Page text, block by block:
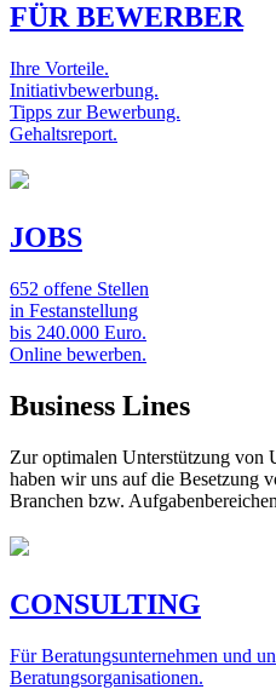
FÜR BEWERBER
Ihre Vorteile.
Initiativbewerbung.
Tipps zur Bewerbung.
Gehaltsreport.
JOBS
652 offene Stellen
in Festanstellung
bis 240.000 Euro.
Online bewerben.
Business Lines
Zur optimalen Unterstützung von
haben wir uns auf die Besetzung
Branchen bzw.
CONSULTING
Für Beratungsunternehmen und
Beratungsorganisationen.